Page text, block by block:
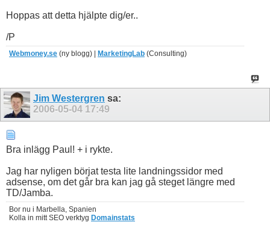
Hoppas att detta hjälpte dig/er..
/P
Webmoney.se (ny blogg) | MarketingLab (Consulting)
Jim Westergren sa:
2006-05-04 17:49
Bra inlägg Paul! + i rykte.
Jag har nyligen börjat testa lite landningssidor med
adsense, om det går bra kan jag gå steget längre med
TD/Jamba.
Bor nu i Marbella, Spanien
Kolla in mitt SEO verktyg Domainstats